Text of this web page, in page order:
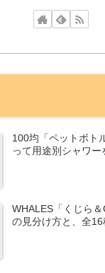
100均「ペットボト
って用途別シャワー
WHALES「くじら
の見分け方と、全16